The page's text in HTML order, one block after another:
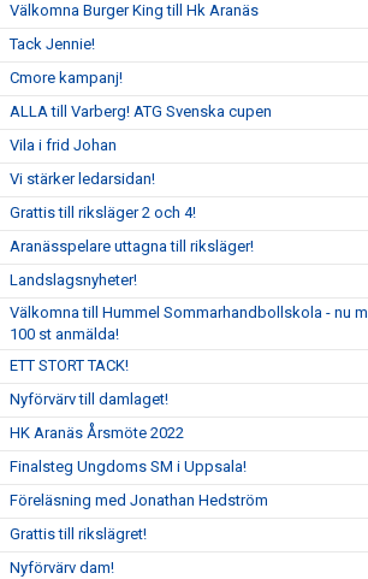
Välkomna Burger King till Hk Aranäs
Tack Jennie!
Cmore kampanj!
ALLA till Varberg! ATG Svenska cupen
Vila i frid Johan
Vi stärker ledarsidan!
Grattis till riksläger 2 och 4!
Aranässpelare uttagna till riksläger!
Landslagsnyheter!
Välkomna till Hummel Sommarhandbollskola - nu
100 st anmälda!
ETT STORT TACK!
Nyförvärv till damlaget!
HK Aranäs Årsmöte 2022
Finalsteg Ungdoms SM i Uppsala!
Föreläsning med Jonathan Hedström
Grattis till rikslägret!
Nyförvärv dam!